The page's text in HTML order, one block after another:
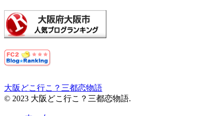
大阪どこ行こ？三都恋物語
© 2023 大阪どこ行こ？三都恋物語.